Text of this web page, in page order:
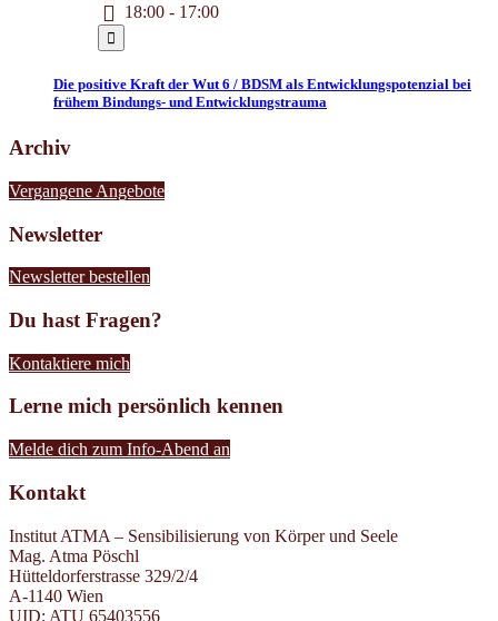
18:00 - 17:00
Die positive Kraft der Wut 6 / BDSM als Entwicklungspotenzial bei
frühem Bindungs- und Entwicklungstrauma
Archiv
Vergangene Angebote
Newsletter
Newsletter bestellen
Du hast Fragen?
Kontaktiere mich
Lerne mich persönlich kennen
Melde dich zum Info-Abend an
Kontakt
Institut ATMA – Sensibilisierung von Körper und Seele
Mag. Atma Pöschl
Hütteldorferstrasse 329/2/4
A-1140 Wien
UID: ATU 65403556